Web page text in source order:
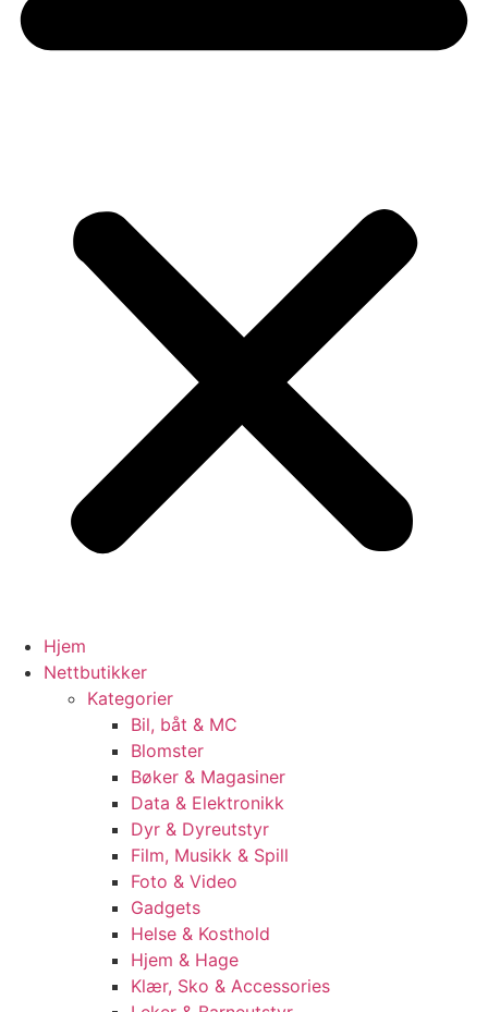
Hjem
Nettbutikker
Kategorier
Bil, båt & MC
Blomster
Bøker & Magasiner
Data & Elektronikk
Dyr & Dyreutstyr
Film, Musikk & Spill
Foto & Video
Gadgets
Helse & Kosthold
Hjem & Hage
Klær, Sko & Accessories